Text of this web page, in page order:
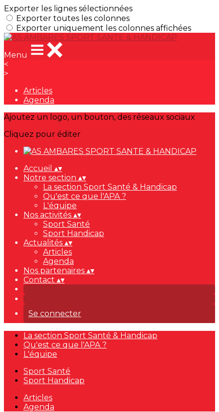
Exporter les lignes sélectionnées
Exporter toutes les colonnes
Exporter uniquement les colonnes affichées
Menu
<
>
Articles
Agenda
Ajoutez un logo, un bouton, des réseaux sociaux
Cliquez pour éditer
Accueil ▴▾
Notre section ▴▾
La section Sport Santé & Handicap
Qu'est ce que l'APA ?
L'équipe
Nos activités ▴▾
Sport Santé
Sport Handicap
Actualités ▴▾
Articles
Agenda
Nos partenaires ▴▾
Contact ▴▾
Se connecter
La section Sport Santé & Handicap
Qu'est ce que l'APA ?
L'équipe
Sport Santé
Sport Handicap
Articles
Agenda